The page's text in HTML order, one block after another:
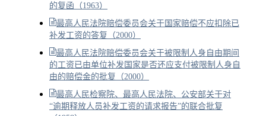
的复函（1963）
最高人民法院赔偿委员会关于国家赔偿不应扣除已
补发工资的答复（2000）
最高人民法院赔偿委员会关于被限制人身自由期间
的工资已由单位补发国家是否还应支付被限制人身自
由的赔偿金的批复（2000）
最高人民检察院、最高人民法院、公安部关于对
“逾期释放人员补发工资的请求报告”的联合批复